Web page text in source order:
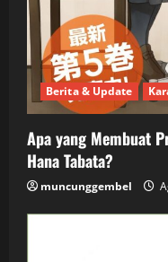
Berita & Update
Apa yang Membuat
Hana Tabata?
muncunggembel